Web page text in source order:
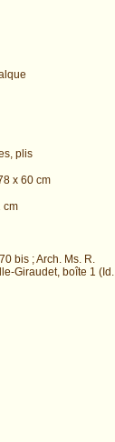
plis
x 60 cm
cm
bis ; Arch. Ms. R.
Giraudet, boîte 1 (Id.